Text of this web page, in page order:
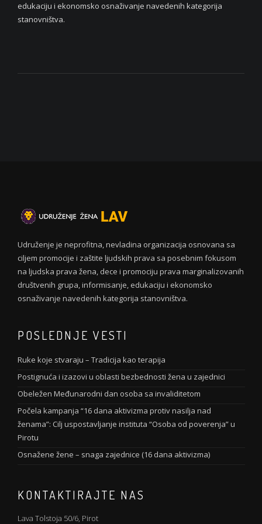
edukaciju i ekonomsko osnaživanje navedenih kategorija
stanovništva.
Udruženje je neprofitna, nevladina organizacija osnovana sa
ciljem promocije i zaštite ljudskih prava sa posebnim fokusom
na ljudska prava žena, dece i promociju prava marginalizovanih
društvenih grupa, informisanje, edukaciju i ekonomsko
osnaživanje navedenih kategorija stanovništva.
POSLEDNJE VESTI
Ruke koje stvaraju – Tradicija kao terapija
Postignuća i izazovi u oblasti bezbednosti žena u zajednici
Obeležen Međunarodni dan osoba sa invaliditetom
Počela kampanja “16 dana aktivizma protiv nasilja nad
ženama”: Cilj uspostavljanje instituta “Osoba od poverenja” u
Pirotu
Osnažene žene – snaga zajednice (16 dana aktivizma)
KONTAKTIRAJTE NAS
Lava Tolstoja 50/6, Pirot